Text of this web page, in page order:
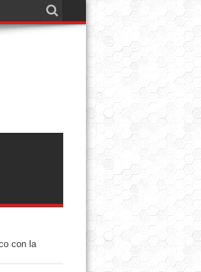
con la